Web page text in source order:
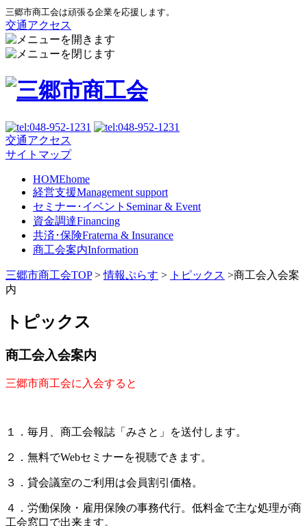
三郷市商工会は頑張る企業を応援します。
交通アクセス
交通アクセス
サイトマップ
HOMEhome
経営支援Management support
セミナー･イベント Seminar & Event
資金調達Financing
共済･保険Fraterna & Insurance
商工会案内Information
三郷市商工会TOP>情報ぷらす > トピックス >商工会入会案
内
トピックス
商工会入会案内
三郷市商工会に入会すると
１．毎月、商工会報誌「みさと」を送付します。
２．無料でWebセミナーを視聴できます。
３．貸会議室のご利用は会員割引価格。
４．労働保険・雇用保険の事務代行。低料金で主な処理が商
工会窓口で出来ます。